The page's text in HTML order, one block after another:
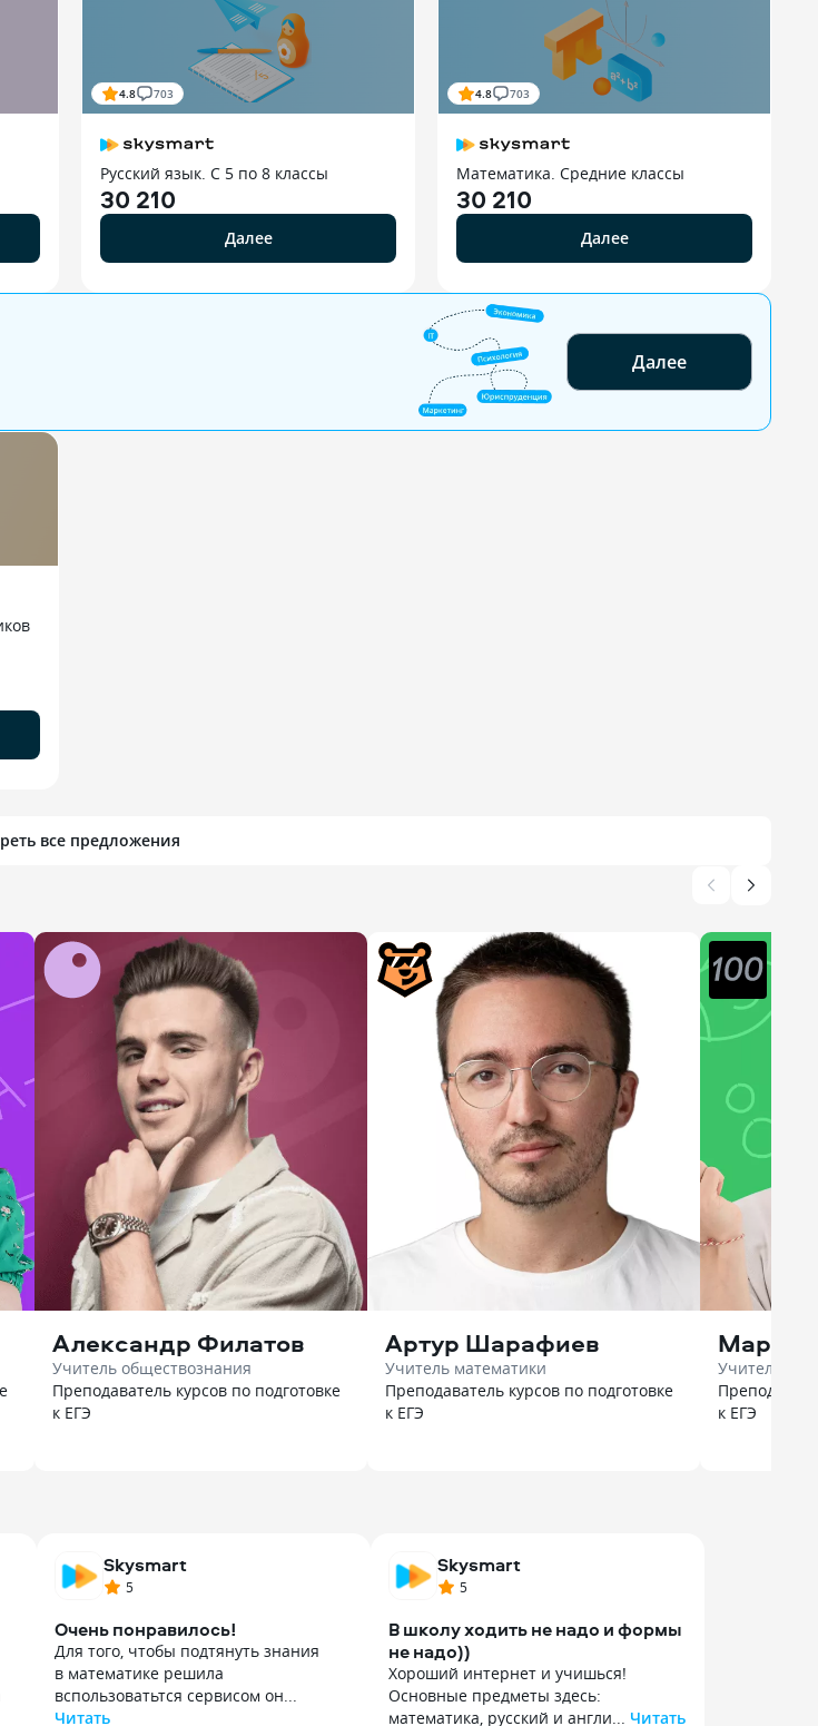
4.8 703
Русский язык. С 5 по 8 классы
30 210
Далее
4.8 703
Математика. Средние классы
30 210
Далее
Далее
все предложения
Александр Филатов
Учитель обществознания
Преподаватель курсов по подготовке
к ЕГЭ
Артур Шарафиев
Учитель математики
Преподаватель курсов по подготовке
к ЕГЭ
Марк
Учитель
к ЕГЭ
Skysmart
5
Очень понравилось!
Для того, чтобы подтянуть знания
в математике решила
вспользоватьтся сервисом он...
Читать
Skysmart
5
В школу ходить не надо и формы
не надо))
Хороший интернет и учишься!
Основные предметы здесь:
математика, русский и англи... Читать